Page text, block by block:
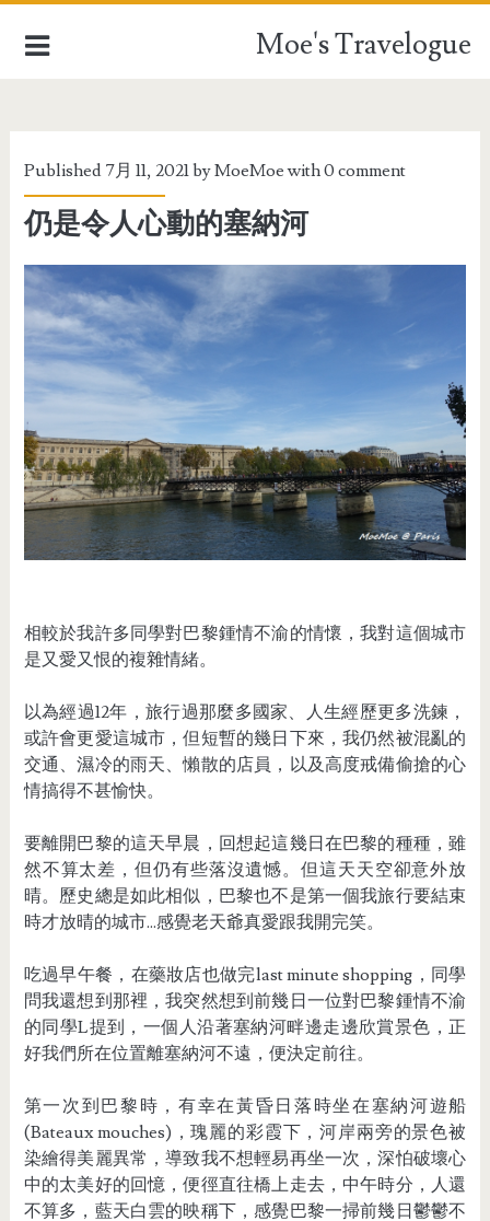
Moe's Travelogue
AFRICA
TAIWAN
TRAVEL STUFFFS
Published 7月 11, 2021 byMoeMoewith0 comment
仍是令人心動的塞納河
相較於我許多同學對巴黎鍾情不渝的情懷，我對這個城市
是又愛又恨的複雜情緒。
以為經過12年，旅行過那麼多國家、人生經歷更多洗鍊，
或許會更愛這城市，但短暫的幾日下來，我仍然被混亂的
交通、濕冷的雨天、懶散的店員，以及高度戒備偷搶的心
情搞得不甚愉快。
要離開巴黎的這天早晨，回想起這幾日在巴黎的種種，雖
然不算太差，但仍有些落沒遺憾。但這天天空卻意外放
晴。歷史總是如此相似，巴黎也不是第一個我旅行要結束
時才放晴的城市...感覺老天爺真愛跟我開完笑。
吃過早午餐，在藥妝店也做完last minute shopping，同學
問我還想到那裡，我突然想到前幾日一位對巴黎鍾情不渝
的同學L提到，一個人沿著塞納河畔邊走邊欣賞景色，正
好我們所在位置離塞納河不遠，便決定前往。
第一次到巴黎時，有幸在黃昏日落時坐在塞納河遊船
(Bateaux mouches)，瑰麗的彩霞下，河岸兩旁的景色被
染繪得美麗異常，導致我不想輕易再坐一次，深怕破壞心
中的太美好的回憶，便徑直往橋上走去，中午時分，人還
不算多，藍天白雲的映稱下，感覺巴黎一掃前幾日鬱鬱不